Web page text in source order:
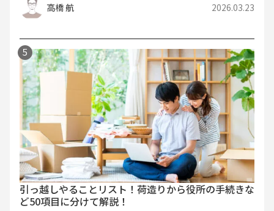
高橋 航 2026.03.23
引っ越しやることリスト！荷造りから役所の手続きな
ど50項目に分けて解説！